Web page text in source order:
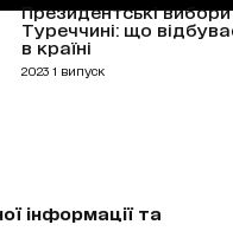
Президентські
Туреччині: що
в країні
2023 1 випуск
інформації та